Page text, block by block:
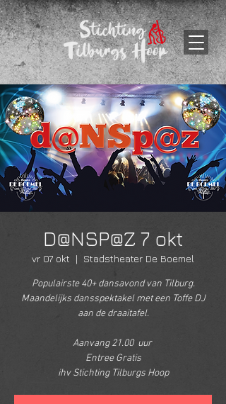
D@NSP@Z 7 okt
vr 07 okt
  |
Stadstheater De Boemel
Populairste 40+ dansavond van Tilburg.
Maandelijks dansspektakel met een Toffe DJ
aan de draaitafel.
Aanvang 21.00 uur
Entree Gratis
ihv Stichting Tilburgs Hoop